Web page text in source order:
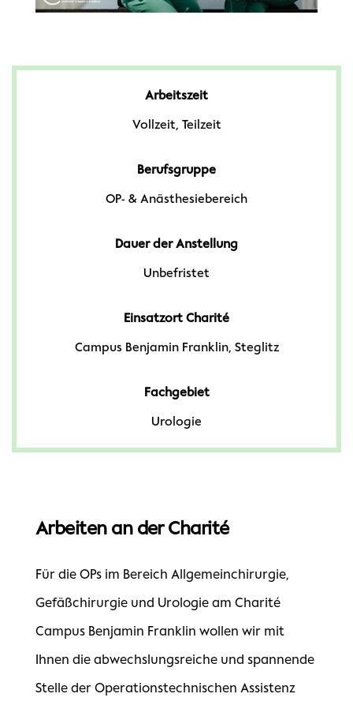
Arbeitszeit
Vollzeit, Teilzeit
Berufsgruppe
OP- & Anästhesiebereich
Dauer der Anstellung
Unbefristet
Einsatzort Charité
Campus Benjamin Franklin, Steglitz
Fachgebiet
Urologie
Arbeiten an der Charité
Für die OPs im Bereich Allgemeinchirurgie,
Gefäßchirurgie und Urologie am Charité
Campus Benjamin Franklin wollen wir mit
Ihnen die abwechslungsreiche und spannende
Stelle der Operationstechnischen Assistenz